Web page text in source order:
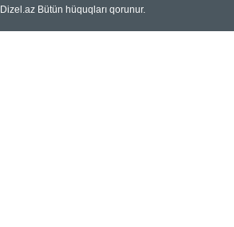
Bütün hüquqları qorunur.